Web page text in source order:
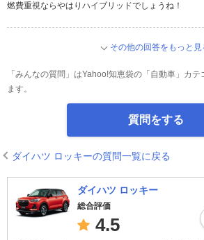
燃費重視ならやはりハイブリッドでしょうね！
その他の回答をもっと見
「みんなの質問」はYahoo!知恵袋の「自動車」カ
ます。
質問をする
ダイハツ ロッキーの質問一覧に戻る
ダイハツ ロッキー
総合評価
4.5